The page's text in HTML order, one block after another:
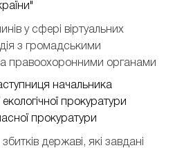
у сфері віртуальних
з громадськими
правоохоронними органами
начальника
екологічної прокуратури
прокуратури
державі, які завдані